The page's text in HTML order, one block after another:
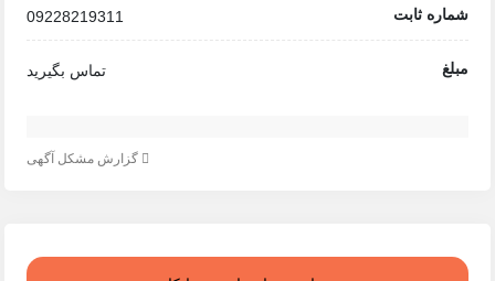
شماره ثابت 09228219311
مبلغ تماس بگیرید
گزارش مشکل آگهی